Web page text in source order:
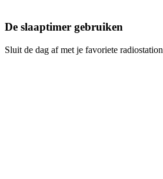
De slaaptimer gebruiken
Sluit de dag af met je favoriete